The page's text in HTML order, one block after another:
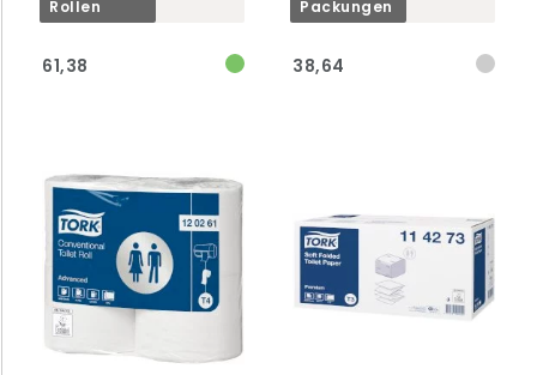
Rollen
61,38
Packungen
38,64